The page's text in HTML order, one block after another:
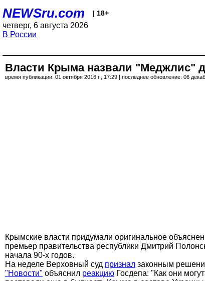
NEWSru.com | 18+
четверг, 6 августа 2026
В России
Власти Крыма назвали "Меджлис"
время публикации: 01 октября 2016 г., 17:29 | последнее обновление: 06
Крымские власти придумали оригинальное
премьер правительства республики Дмитрий
начала 90-х годов.
На неделе Верховный суд признал законным
"Новости" объяснил реакцию Госдепа: "Как они